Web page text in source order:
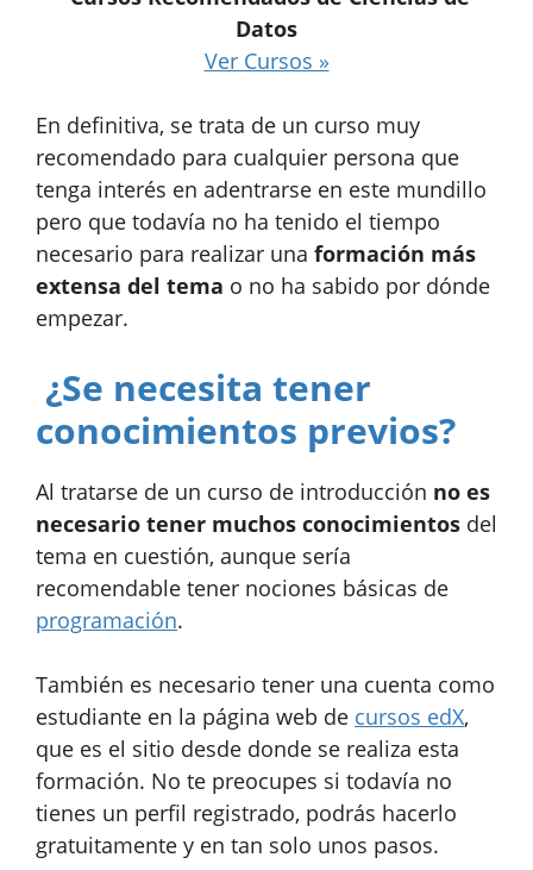
Datos
Ver Cursos »
En definitiva, se trata de un curso muy
recomendado para cualquier persona que
tenga interés en adentrarse en este mundillo
pero que todavía no ha tenido el tiempo
necesario para realizar una formación más
extensa del tema o no ha sabido por dónde
empezar.
¿Se necesita tener
conocimientos previos?
Al tratarse de un curso de introducción no es
necesario tener muchos conocimientos del
tema en cuestión, aunque sería
recomendable tener nociones básicas de
programación.
También es necesario tener una cuenta como
estudiante en la página web de cursos edX,
que es el sitio desde donde se realiza esta
formación. No te preocupes si todavía no
tienes un perfil registrado, podrás hacerlo
gratuitamente y en tan solo unos pasos.